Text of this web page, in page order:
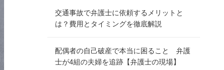
交通事故で弁護士に依頼するメリットと
は？費用とタイミングを徹底解説
配偶者の自己破産で本当に困ること 弁護
士が4組の夫婦を追跡【弁護士の現場】